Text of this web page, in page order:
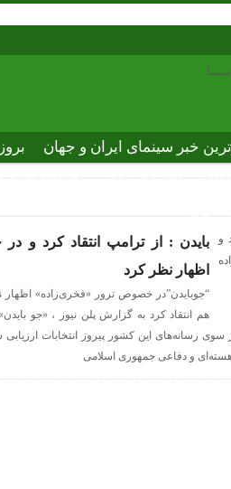
خبر سینمای ایران و جهان
شهری
بایدن : از ترامپ انتقاد کرد و
اظهار نظر کرد
“جوبایدن”در خصوص ترور «فخری‌زاده» اظهار
هم انتقاد کرد به گزارش پلن نیوز ، «جو
رسانه‌های این کشور پیروز انتخابات ارزیابی
و دفاعی جمهوری اسلامی